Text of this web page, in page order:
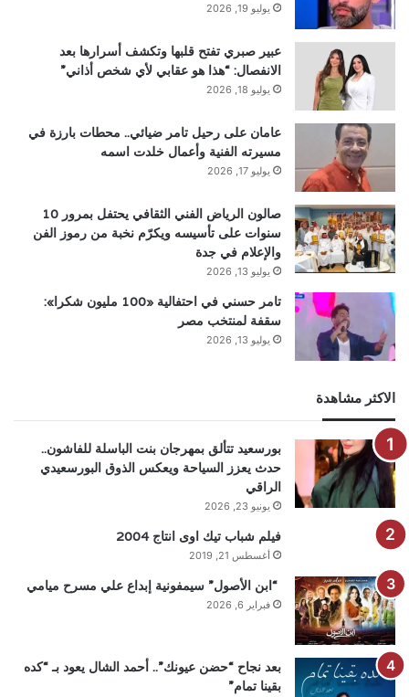
يوليو 19, 2026
عبير صبري تفتح قلبها وتكشف أسرارها بعد
الانفصال: “هذا هو عقابي لأي شخص أذاني”
يوليو 18, 2026
عامان على رحيل تامر ضيائي.. محطات بارزة في
مسيرته الفنية وأعمال خلدت اسمه
يوليو 17, 2026
صالون الرياض الفني الثقافي يحتفل بمرور 10
سنوات على تأسيسه ويكرّم نخبة من رموز الفن
والإعلام في جدة
يوليو 13, 2026
تامر حسني في احتفالية «100 مليون شكرا»:
سقفة لمنتخب مصر
يوليو 13, 2026
الاكثر مشاهدة
بورسعيد تتألق بمهرجان بنت الباسلة للفاشون..
حدث يعزز السياحة ويعكس الذوق البورسعيدي
الراقي
يونيو 23, 2026
فيلم شباب تيك اوى انتاج 2004
أغسطس 21, 2019
“ابن الأصول” سيمفونية إبداع علي مسرح ميامي
فبراير 6, 2026
بعد نجاح “حضن عيونك”.. أحمد الشال يعود بـ “كده
بقينا تمام”